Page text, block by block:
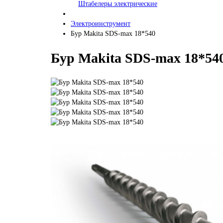
Штабелеры электрические
Электроинструмент
Бур Makita SDS-max 18*540
Бур Makita SDS-max